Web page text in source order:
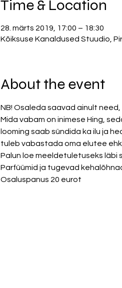
Time & Location
28. märts 2019, 17:00 – 18:30
Kõiksuse Kanaldused Stuudio,
About the event
NB! Osaleda saavad ainult
Mida vabam on inimese Hing,
looming saab sündida ka ilu ja
tuleb vabastada oma elutee
Palun loe meeldetuletuseks läbi
Parfüümid ja tugevad
Osaluspanus 20 eurot